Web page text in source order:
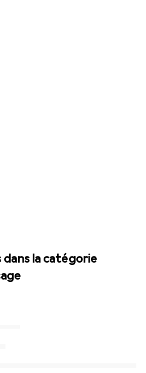
dans la catégorie